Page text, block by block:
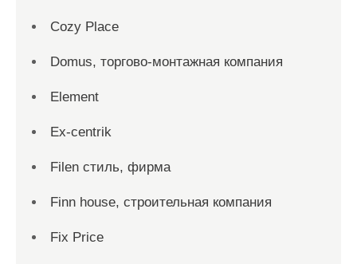
Cozy Place
Domus, торгово-монтажная компания
Element
Ex-centrik
Filen стиль, фирма
Finn house, строительная компания
Fix Price